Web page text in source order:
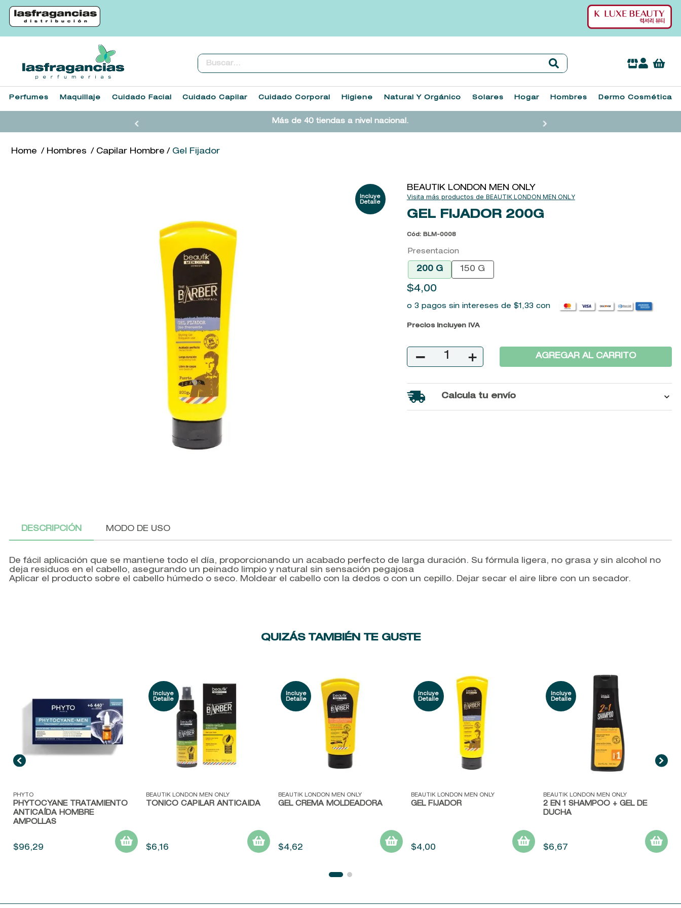
Buscar...
Perfumes Maquillaje Cuidado Facial Cuidado Capilar Cuidado Corporal Higiene Natural Y Orgánico Solares Hogar Hombres Dermo Cosmética
Más de 40 tiendas a nivel nacional.
Hombres Capilar Hombre Gel Fijador
BEAUTIK LONDON MEN ONLY
BEAUTIK LONDON MEN ONLY
GEL FIJADOR 200G
Cód : BLM-0008
Presentacion
200 G 150 G
$4,00
o 3 pagos sin intereses de $1,33con
Precios incluyen IVA
＋
－ AGREGAR AL CARRITO
Calcula tu envío
DESCRIPCIÓN MODO DE USO
De fácil aplicación que se mantiene todo el día, proporcionando un acabado perfecto de larga duración. Su fórmula ligera, no grasa y sin alcohol no
deja residuos en el cabello, asegurando un peinado limpio y natural sin sensación pegajosa
Aplicar el producto sobre el cabello húmedo o seco. Moldear el cabello con la dedos o con un cepillo. Dejar secar el aire libre con un secador.
QUIZÁS TAMBIÉN TE GUSTE
Vista rápida
PHYTO
PHYTOCYANE TRATAMIENTO
ANTICAÍDA HOMBRE
AMPOLLAS
$96,29
Vista rápida
BEAUTIK LONDON MEN ONLY
TONICO CAPILAR ANTICAIDA
$6,16
Vista rápida
BEAUTIK LONDON MEN ONLY
GEL CREMA MOLDEADORA
$4,62
Vista rápida
BEAUTIK LONDON MEN ONLY
GEL FIJADOR
$4,00
Vista rápida
BEAUTIK LONDON MEN ONLY
2 EN 1 SHAMPOO + GEL DE
DUCHA
$6,67
1.
heathcote
sol ipanema
3.
cleanance
9